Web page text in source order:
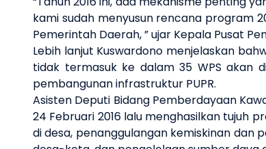
kami sudah menyusun rencana program
Pemerintah Daerah,” ujar Kepala Pusat
Lebih lanjut Kuswardono menjelaskan
tidak termasuk ke dalam 35 WPS akan
pembangunaninfrastruktur PUPR.
Asisten Deputi Bidang Pemberdayaan
24 Februari 2016 lalu menghasilkan tujuh
di desa, penanggulangan kemiskinan